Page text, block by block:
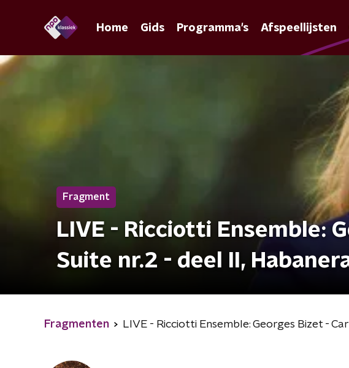
Home Gids Programma's Afspeellijsten
Fragment
LIVE - Ricciotti Ensemble:
Suite nr.2 - deel II,
Fragmenten LIVE - Ricciotti Ensemble: Georges Bizet -